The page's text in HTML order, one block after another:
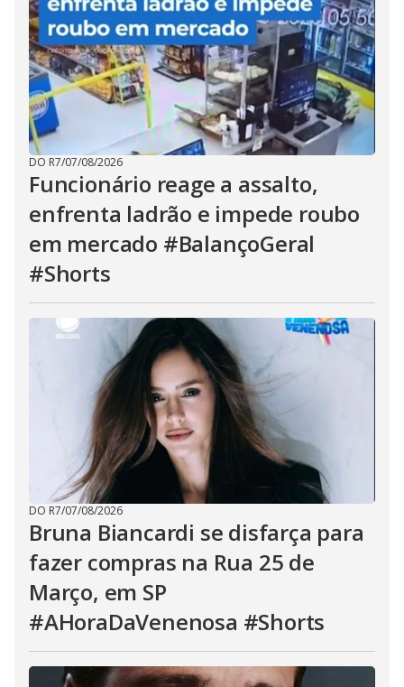
DO R7/07/08/2026
Funcionário reage a assalto,
enfrenta ladrão e impede roubo
em mercado #BalançoGeral
#Shorts
DO R7/07/08/2026
Bruna Biancardi se disfarça para
fazer compras na Rua 25 de
Março, em SP
#AHoraDaVenenosa #Shorts